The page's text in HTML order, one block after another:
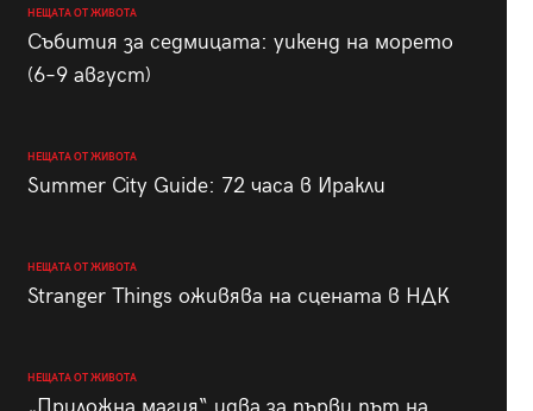
НЕЩАТА ОТ ЖИВОТА
Събития за седмицата: уикенд на морето
(6–9 август)
НЕЩАТА ОТ ЖИВОТА
Summer City Guide: 72 часа в Иракли
НЕЩАТА ОТ ЖИВОТА
Stranger Things оживява на сцената в НДК
НЕЩАТА ОТ ЖИВОТА